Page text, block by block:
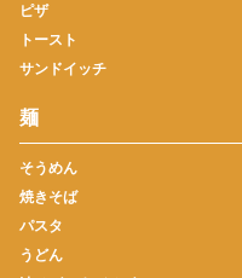
ピザ
トースト
サンドイッチ
麺
そうめん
焼きそば
パスタ
うどん